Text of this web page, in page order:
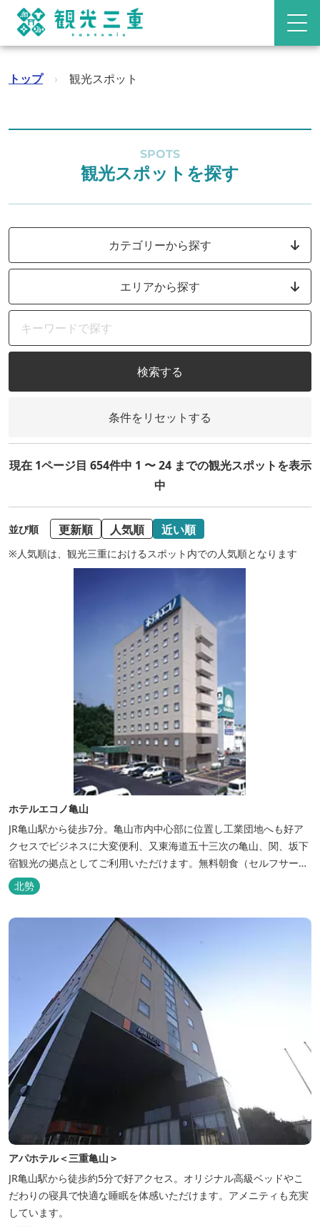
トップ › 観光スポット
SPOTS
観光スポットを探す
カテゴリーから探す
エリアから探す
検索する
条件をリセットする
現在 1ページ目 654件中 1 〜 24 までの観光スポットを表示
中
並び順 更新順 人気順 近い順
※人気順は、観光三重におけるスポット内での人気順となります
ホテルエコノ亀山
JR亀山駅から徒歩7分。亀山市内中心部に位置し工業団地へも好ア
クセスでビジネスに大変便利、又東海道五十三次の亀山、関、坂下
宿観光の拠点としてご利用いただけます。無料朝食（セルフサービ
ス）、無料駐車場付で低価格な高機能ホテルです。
北勢
アパホテル＜三重亀山＞
JR亀山駅から徒歩約5分で好アクセス。オリジナル高級ベッドやこ
だわりの寝具で快適な睡眠を体感いただけます。アメニティも充実
しています。